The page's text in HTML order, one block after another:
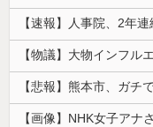
【悲報】熊本市、ガチ